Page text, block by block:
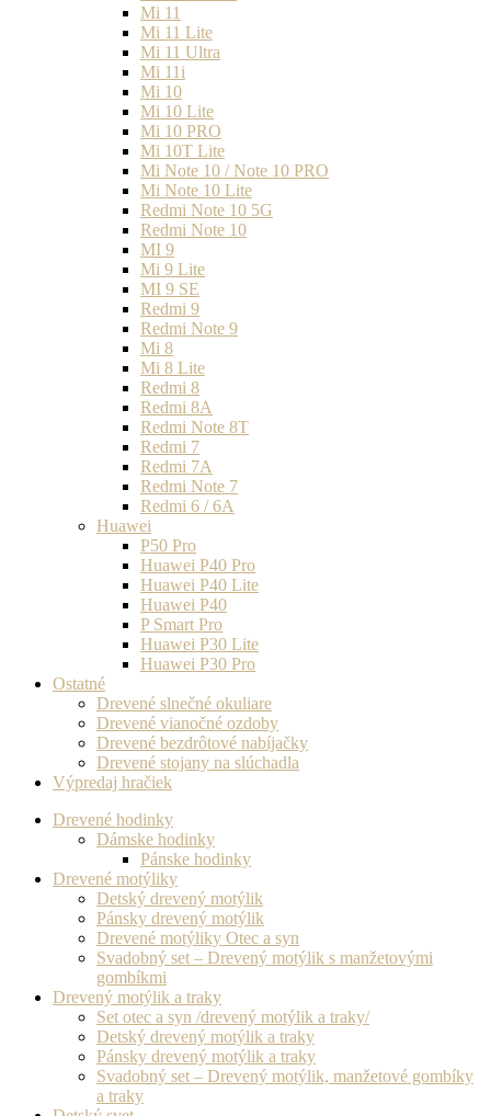
Mi 11
Mi 11 Lite
Mi 11 Ultra
Mi 11i
Mi 10
Mi 10 Lite
Mi 10 PRO
Mi 10T Lite
Mi Note 10 / Note 10 PRO
Mi Note 10 Lite
Redmi Note 10 5G
Redmi Note 10
MI 9
Mi 9 Lite
MI 9 SE
Redmi 9
Redmi Note 9
Mi 8
Mi 8 Lite
Redmi 8
Redmi 8A
Redmi Note 8T
Redmi 7
Redmi 7A
Redmi Note 7
Redmi 6 / 6A
Huawei
P50 Pro
Huawei P40 Pro
Huawei P40 Lite
Huawei P40
P Smart Pro
Huawei P30 Lite
Huawei P30 Pro
Ostatné
Drevené slnečné okuliare
Drevené vianočné ozdoby
Drevené bezdrôtové nabíjačky
Drevené stojany na slúchadla
Výpredaj hračiek
Drevené hodinky
Dámske hodinky
Pánske hodinky
Drevené motýliky
Detský drevený motýlik
Pánsky drevený motýlik
Drevené motýliky Otec a syn
Svadobný set – Drevený motýlik s manžetovými
gombíkmi
Drevený motýlik a traky
Set otec a syn /drevený motýlik a traky/
Detský drevený motýlik a traky
Pánsky drevený motýlik a traky
Svadobný set – Drevený motýlik, manžetové gombíky
a traky